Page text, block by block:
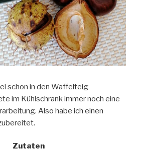
schon in den Waffelteig
im Kühlschrank immer noch eine
Also habe ich einen
Zutaten